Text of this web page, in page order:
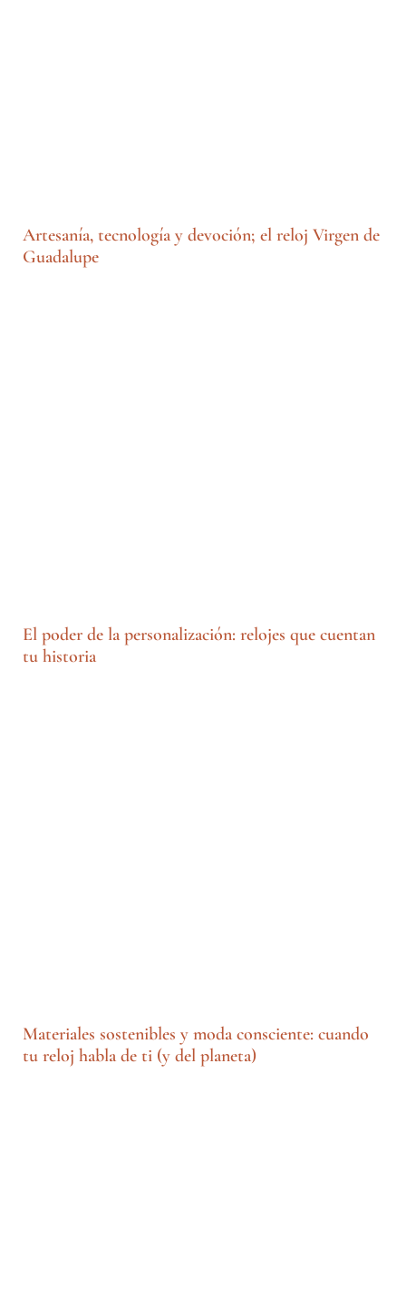
Artesanía, tecnología y devoción; el reloj Virgen de
Guadalupe
El poder de la personalización: relojes que cuentan
tu historia
Materiales sostenibles y moda consciente: cuando
tu reloj habla de ti (y del planeta)